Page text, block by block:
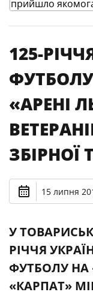
125-
«АРЕНІ
ЗБІРНОЇ
15 липня
У
РІЧЧЯ
ФУТБОЛУ НА
«КАРПАТ»